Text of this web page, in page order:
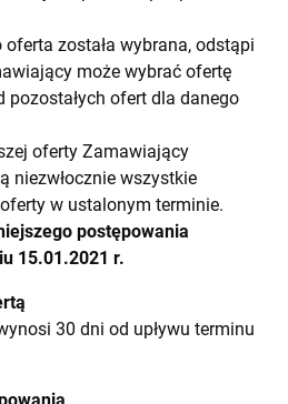
została wybrana, odstąpi
może wybrać ofertę
pozostałych ofert dla danego
oferty Zamawiający
niezwłocznie wszystkie
oferty w ustalonym terminie.
postępowania
15.01.2021 r.
30 dni od upływu terminu